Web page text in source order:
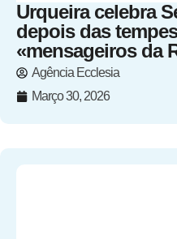
Urqueira celebra
depois das
«mensageiros da
Agência Ecclesia
Março 30, 2026